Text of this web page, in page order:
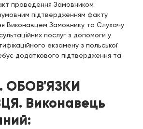
проведення Замовником
підтвердженням факту
Виконавцем Замовнику та Слухачу
послуг з допомоги у
екзамену з польської
додаткового підтвердження та
ОБОВ'ЯЗКИ
Виконавець